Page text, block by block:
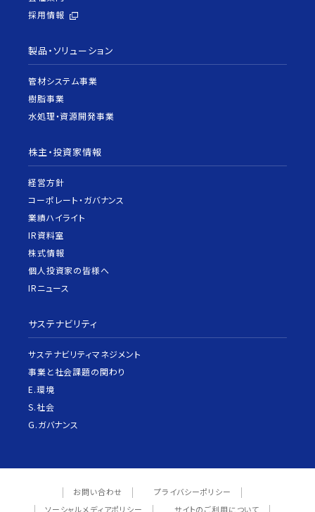
採用情報
製品・ソリューション
管材システム事業
樹脂事業
水処理・資源開発事業
株主・投資家情報
経営方針
コーポレート・ガバナンス
業績ハイライト
IR資料室
株式情報
個人投資家の皆様へ
IRニュース
サステナビリティ
サステナビリティマネジメント
事業と社会課題の関わり
E.環境
S.社会
G.ガバナンス
お問い合わせ
プライバシーポリシー
ソーシャルメディアポリシー
サイトのご利用について